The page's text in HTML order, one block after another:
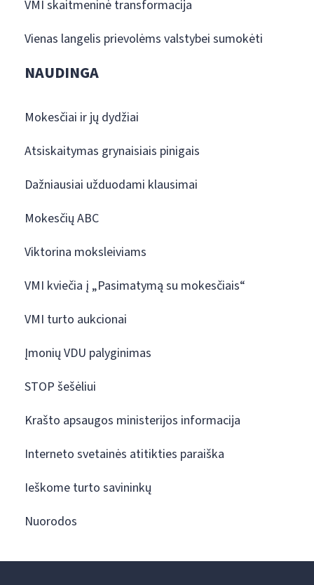
VMI skaitmeninė transformacija
Vienas langelis prievolėms valstybei sumokėti
NAUDINGA
Mokesčiai ir jų dydžiai
Atsiskaitymas grynaisiais pinigais
Dažniausiai užduodami klausimai
Mokesčių ABC
Viktorina moksleiviams
VMI kviečia į „Pasimatymą su mokesčiais“
VMI turto aukcionai
Įmonių VDU palyginimas
STOP šešėliui
Krašto apsaugos ministerijos informacija
Interneto svetainės atitikties paraiška
Ieškome turto savininkų
Nuorodos